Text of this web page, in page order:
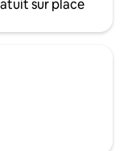
sur place